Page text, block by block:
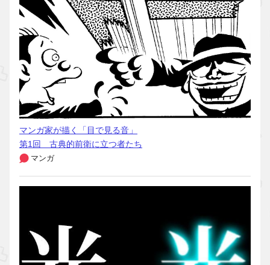
マンガ家が描く「目で見る音」
第1回 古典的前衛に立つ者たち
マンガ